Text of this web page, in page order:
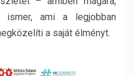
ismer, ami a legjobban
a saját élményt.